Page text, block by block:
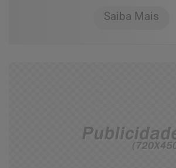
Saiba Mais